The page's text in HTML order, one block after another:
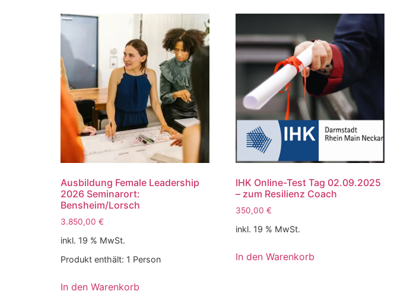
Ausbildung Female Leadership
2026 Seminarort:
Bensheim/Lorsch
3.850,00 €
inkl. 19 % MwSt.
Produkt enthält: 1 Person
In den Warenkorb
IHK Online-Test Tag 02.09.2025
– zum Resilienz Coach
350,00 €
inkl. 19 % MwSt.
In den Warenkorb